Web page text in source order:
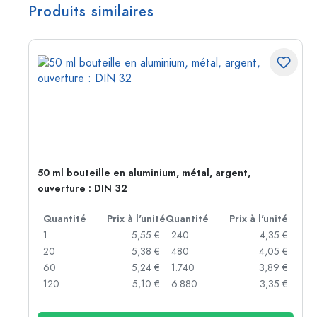
Produits similaires
50 ml bouteille en aluminium, métal, argent,
ouverture : DIN 32
Quantité Prix à l'unitéQuantité
Prix à l'unité
1
5,55 €
20
5,38 €
60
5,24 €
120
5,10 €
240
4,35 €
480
4,05 €
1.740
3,89 €
6.880
3,35 €